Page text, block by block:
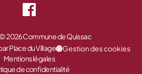
2026 Commune de Quissac
Place du Village
Gestion des cookies
Mentions légales
de confidentialité